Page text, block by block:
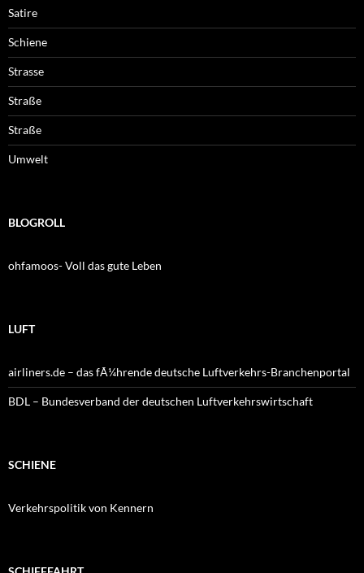
Satire
Schiene
Strasse
Straße
Straße
Umwelt
BLOGROLL
ohfamoos- Voll das gute Leben
LUFT
airliners.de – das fÃ¼hrende deutsche Luftverkehrs-Branchenportal
BDL – Bundesverband der deutschen Luftverkehrswirtschaft
SCHIENE
Verkehrspolitik von Kennern